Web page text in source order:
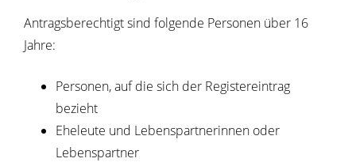
Antragsberechtigt sind folgende Personen über 16
Jahre:
Personen, auf die sich der Registereintrag
bezieht
Eheleute und Lebenspartnerinnen oder
Lebenspartner